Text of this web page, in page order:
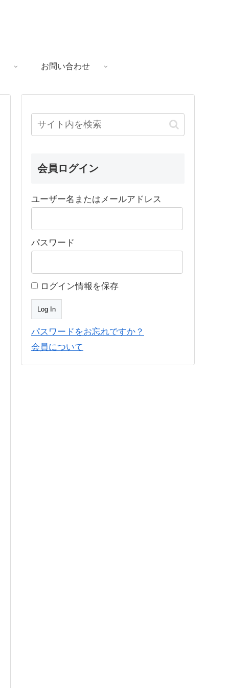
お問い合わせ
会員ログイン
ユーザー名またはメールアドレス
パスワード
ログイン情報を保存
パスワードをお忘れですか？
会員について